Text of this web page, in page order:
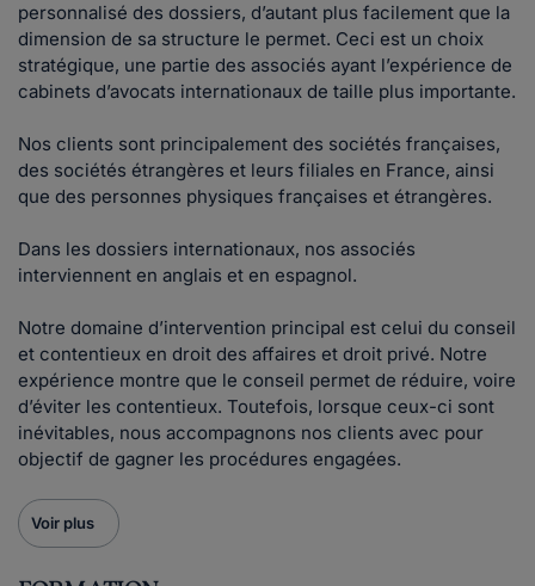
personnalisé des dossiers, d’autant plus facilement que la
dimension de sa structure le permet. Ceci est un choix
stratégique, une partie des associés ayant l’expérience de
cabinets d’avocats internationaux de taille plus importante.
Nos clients sont principalement des sociétés françaises,
des sociétés étrangères et leurs filiales en France, ainsi
que des personnes physiques françaises et étrangères.
Dans les dossiers internationaux, nos associés
interviennent en anglais et en espagnol.
Notre domaine d’intervention principal est celui du conseil
et contentieux en droit des affaires et droit privé. Notre
expérience montre que le conseil permet de réduire, voire
d’éviter les contentieux. Toutefois, lorsque ceux-ci sont
inévitables, nous accompagnons nos clients avec pour
objectif de gagner les procédures engagées.
Voir plus